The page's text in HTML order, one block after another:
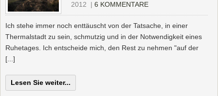
2012
| 6 KOMMENTARE
Ich stehe immer noch enttäuscht von der Tatsache, in einer
Thermalstadt zu sein, schmutzig und in der Notwendigkeit eines
Ruhetages. Ich entscheide mich, den Rest zu nehmen "auf der
[...]
Lesen Sie weiter...